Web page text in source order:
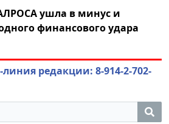
ушла в минус и
финансового удара
редакции: 8-914-2-702-